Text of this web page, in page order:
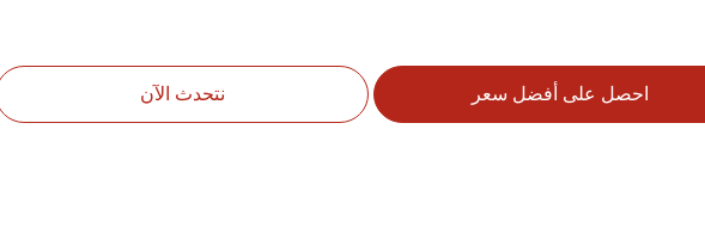
احصل على أفضل سعر نتحدث الآن